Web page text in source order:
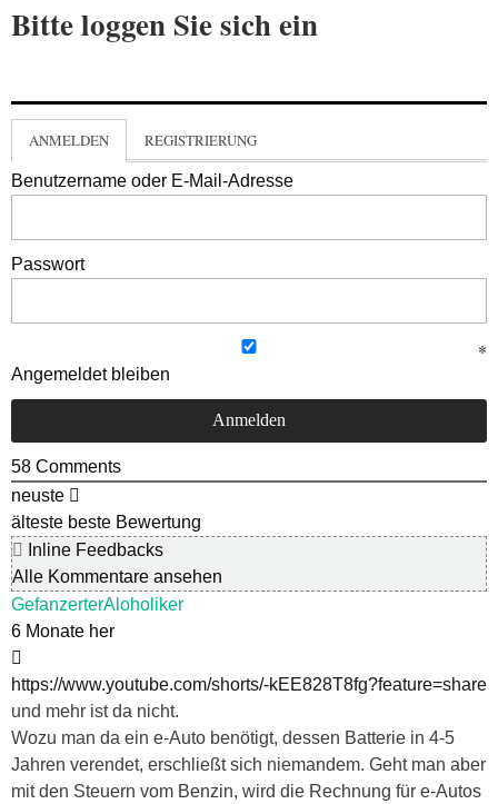
Bitte loggen Sie sich ein
ANMELDEN REGISTRIERUNG
Benutzername oder E-Mail-Adresse
Passwort
Angemeldet bleiben
58 Comments
neuste
älteste beste Bewertung
Inline Feedbacks
Alle Kommentare ansehen
GefanzerterAloholiker
6 Monate her
https://www.youtube.com/shorts/-kEE828T8fg?feature=share
und mehr ist da nicht.
Wozu man da ein e-Auto benötigt, dessen Batterie in 4-5
Jahren verendet, erschließt sich niemandem. Geht man aber
mit den Steuern vom Benzin, wird die Rechnung für e-Autos